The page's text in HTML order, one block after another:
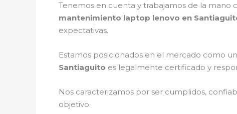
Tenemos en cuenta y trabajamos de la mano
mantenimiento laptop lenovo en
expectativas.
Estamos posicionados en el mercado como
Santiaguito es legalmente certificado y
Nos caracterizamos por ser cumplidos,
objetivo.